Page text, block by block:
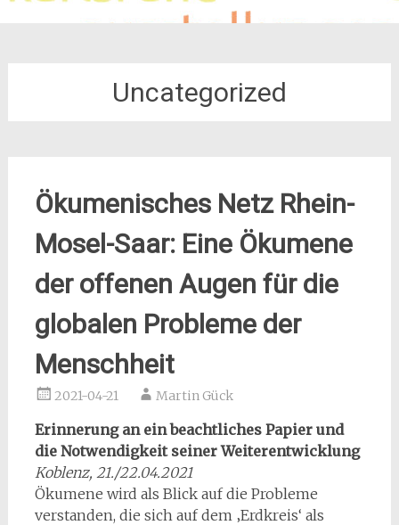
Uncategorized
Ökumenisches Netz Rhein-
Mosel-Saar: Eine Ökumene
der offenen Augen für die
globalen Probleme der
Menschheit
2021-04-21 Martin Gück
Erinnerung an ein beachtliches Papier und
die Notwendigkeit seiner Weiterentwicklung
Koblenz, 21./22.04.2021
Ökumene wird als Blick auf die Probleme
verstanden, die sich auf dem ‚Erdkreis‘ als